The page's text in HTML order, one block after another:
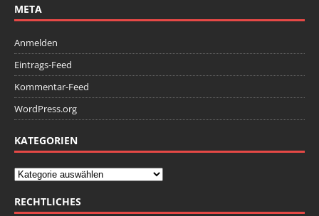
META
Anmelden
Eintrags-Feed
Kommentar-Feed
WordPress.org
KATEGORIEN
RECHTLICHES